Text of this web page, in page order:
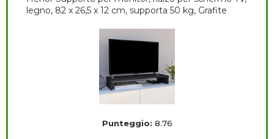
legno, 82 x 26,5 x 12 cm, supporta 50 kg, Grafite
Punteggio: 8.76